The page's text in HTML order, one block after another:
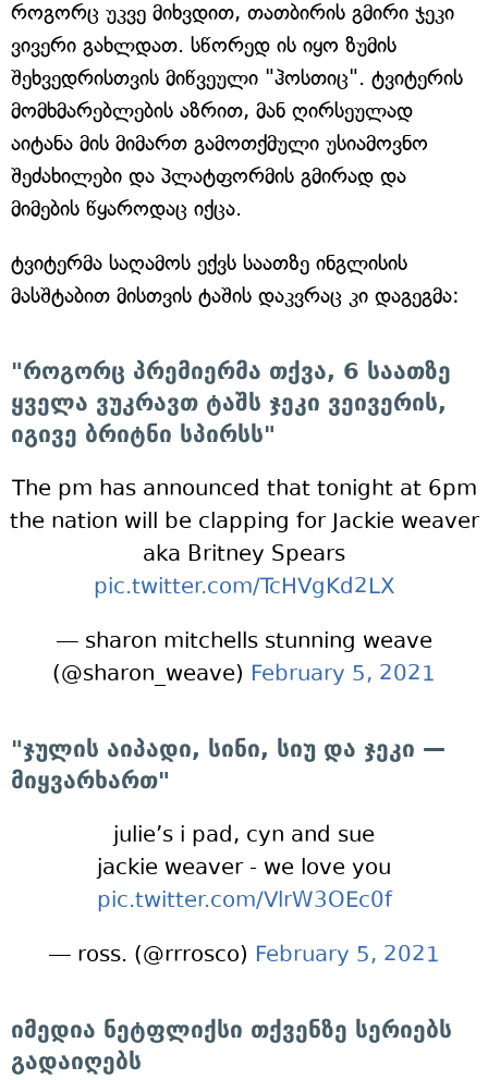
როგორც უკვე მიხვდით, თათბირის გმირი ჯეკი
ვივერი გახლდათ. სწორედ ის იყო ზუმის
შეხვედრისთვის მიწვეული "ჰოსთიც". ტვიტერის
მომხმარებლების აზრით, მან ღირსეულად
აიტანა მის მიმართ გამოთქმული უსიამოვნო
შეძახილები და პლატფორმის გმირად და
მიმების წყაროდაც იქცა.
ტვიტერმა საღამოს ექვს საათზე ინგლისის
მასშტაბით მისთვის ტაშის დაკვრაც კი დაგეგმა:
"როგორც პრემიერმა თქვა, 6 საათზე
ყველა ვუკრავთ ტაშს ჯეკი ვეივერის,
იგივე ბრიტნი სპირსს"
The pm has announced that tonight at 6pm
the nation will be clapping for Jackie weaver
aka Britney Spears
pic.twitter.com/TcHVgKd2LX
— sharon mitchells stunning weave
(@sharon_weave) February 5, 2021
"ჯულის აიპადი, სინი, სიუ და ჯეკი —
მიყვარხართ"
julie’s i pad, cyn and sue
jackie weaver - we love you
pic.twitter.com/VlrW3OEc0f
— ross. (@rrrosco) February 5, 2021
იმედია ნეტფლიქსი თქვენზე სერიებს
გადაიღებს